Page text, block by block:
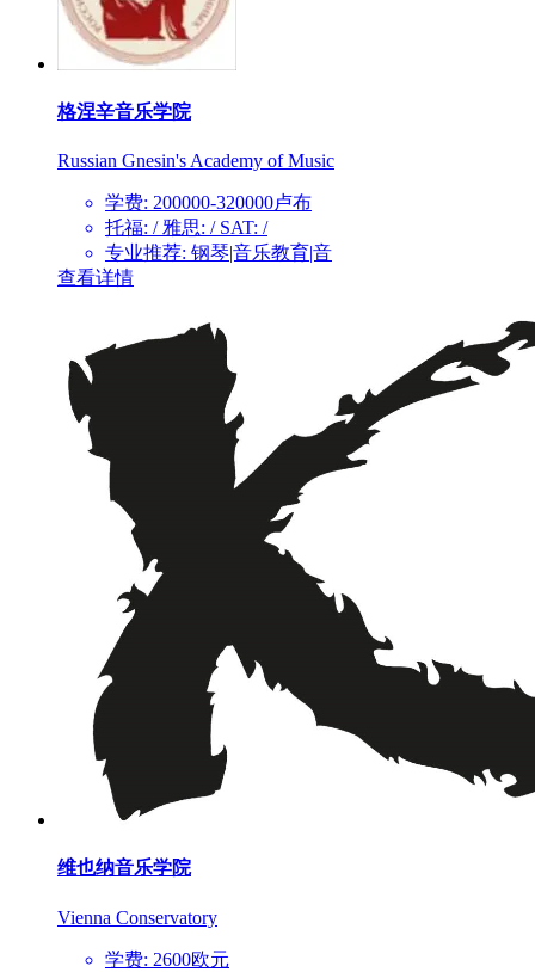
格涅辛音乐学院
Russian Gnesin's Academy of Music
学费: 200000-320000卢布
托福: / 雅思: / SAT: /
专业推荐: 钢琴|音乐教育|音
查看详情
维也纳音乐学院
Vienna Conservatory
学费: 2600欧元